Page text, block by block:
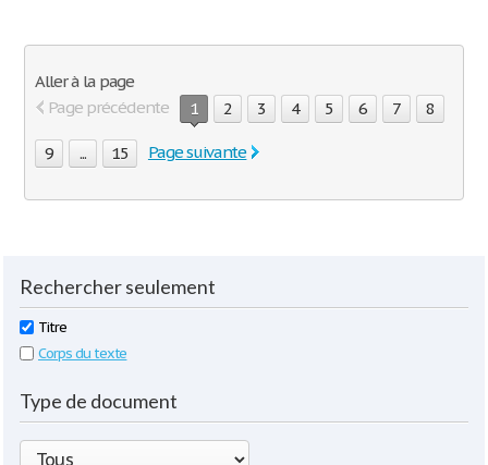
Aller à la page
Page précédente
1 2 3 4 5 6 7 8
9 ... 15 Page suivante
Rechercher seulement
Titre
Corps du texte
Type de document